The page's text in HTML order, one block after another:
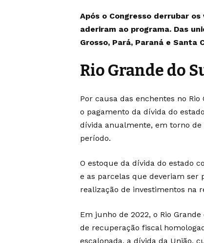
Após o Congresso derrubar os
aderiram ao programa. Das
Grosso, Pará, Paraná e Santa
Rio Grande do
Por causa das enchentes no
o pagamento da dívida do
dívida anualmente, em torno de
período.
O estoque da dívida do estado
e as parcelas que deveriam ser
realização de investimentos na
Em junho de 2022, o Rio
de recuperação fiscal
escalonada, a dívida da União,